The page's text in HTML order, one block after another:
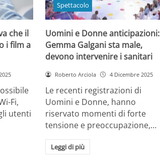
che il
i film a
Fi,
utenti
Spettacolo
Uomini e Donne anticipazioni:
Gemma Galgani sta male,
devono intervenire i sanitari
Roberto Arciola 4 Dicembre 2025
Le recenti registrazioni di
Uomini e Donne, hanno
riservato momenti di forte
tensione e preoccupazione,…
Leggi di più